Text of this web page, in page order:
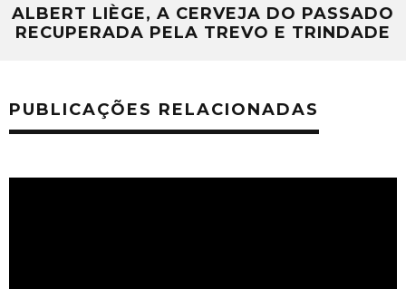
ALBERT LIÈGE, A CERVEJA DO PASSADO
RECUPERADA PELA TREVO E TRINDADE
PUBLICAÇÕES RELACIONADAS